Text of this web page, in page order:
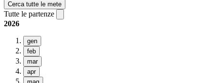
Cerca tutte le mete
Tutte le partenze
2026
gen
feb
mar
apr